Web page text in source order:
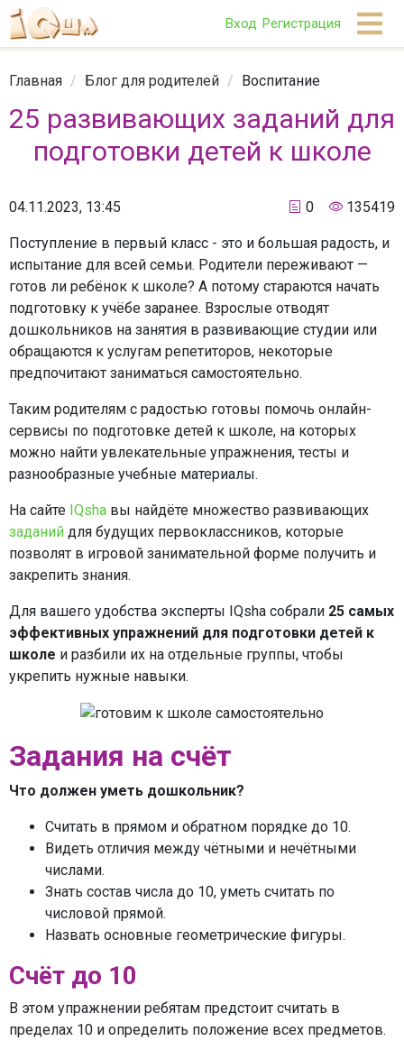
Вход Регистрация
Главная / Блог для родителей / Воспитание
25 развивающих заданий для
подготовки детей к школе
04.11.2023, 13:45 0 135419
Поступление в первый класс - это и большая радость, и
испытание для всей семьи. Родители переживают —
готов ли ребёнок к школе? А потому стараются начать
подготовку к учёбе заранее. Взрослые отводят
дошкольников на занятия в развивающие студии или
обращаются к услугам репетиторов, некоторые
предпочитают заниматься самостоятельно.
Таким родителям с радостью готовы помочь онлайн-
сервисы по подготовке детей к школе, на которых
можно найти увлекательные упражнения, тесты и
разнообразные учебные материалы.
На сайте IQsha вы найдёте множество развивающих
заданий для будущих первоклассников, которые
позволят в игровой занимательной форме получить и
закрепить знания.
Для вашего удобства эксперты IQsha собрали 25 самых
эффективных упражнений для подготовки детей к
школе и разбили их на отдельные группы, чтобы
укрепить нужные навыки.
Задания на счёт
Что должен уметь дошкольник?
Считать в прямом и обратном порядке до 10.
Видеть отличия между чётными и нечётными
числами.
Знать состав числа до 10, уметь считать по
числовой прямой.
Назвать основные геометрические фигуры.
Счёт до 10
В этом упражнении ребятам предстоит считать в
пределах 10 и определить положение всех предметов.